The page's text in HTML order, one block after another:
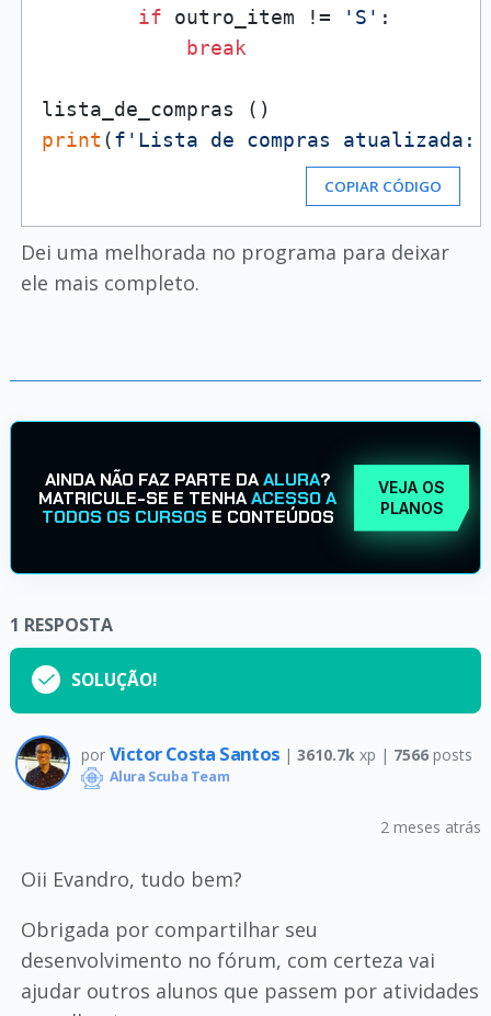
if outro_item != 'S' :
break
print (f'Lista de compras atualizada:
COPIAR CÓDIGO
Dei uma melhorada no programa para deixar
ele mais completo.
AINDA NÃO FAZ PARTE DAALURA?
MATRICULE-SE E TENHAACESSO A
TODOS OS CURSOS E CONTEÚDOS
VEJA OS
PLANOS
1 RESPOSTA
SOLUÇÃO!
por Victor Costa Santos | 3610.7k xp | 7566posts
Alura Scuba Team
2 meses atrás
Oii Evandro, tudo bem?
Obrigada por compartilhar seu
desenvolvimento no fórum, com certeza vai
ajudar outros alunos que passem por atividades